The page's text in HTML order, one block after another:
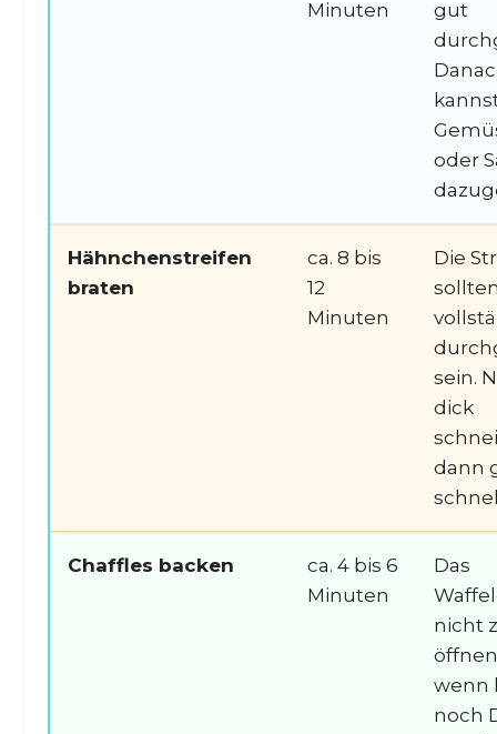
Minuten
gut
oder
Hähnchenstreifen
braten
ca. 8 bis
12
Minuten
Die
sein.
dick
dann
Chaffles backen
ca. 4 bis 6
Minuten
Das
nicht
wenn
noch